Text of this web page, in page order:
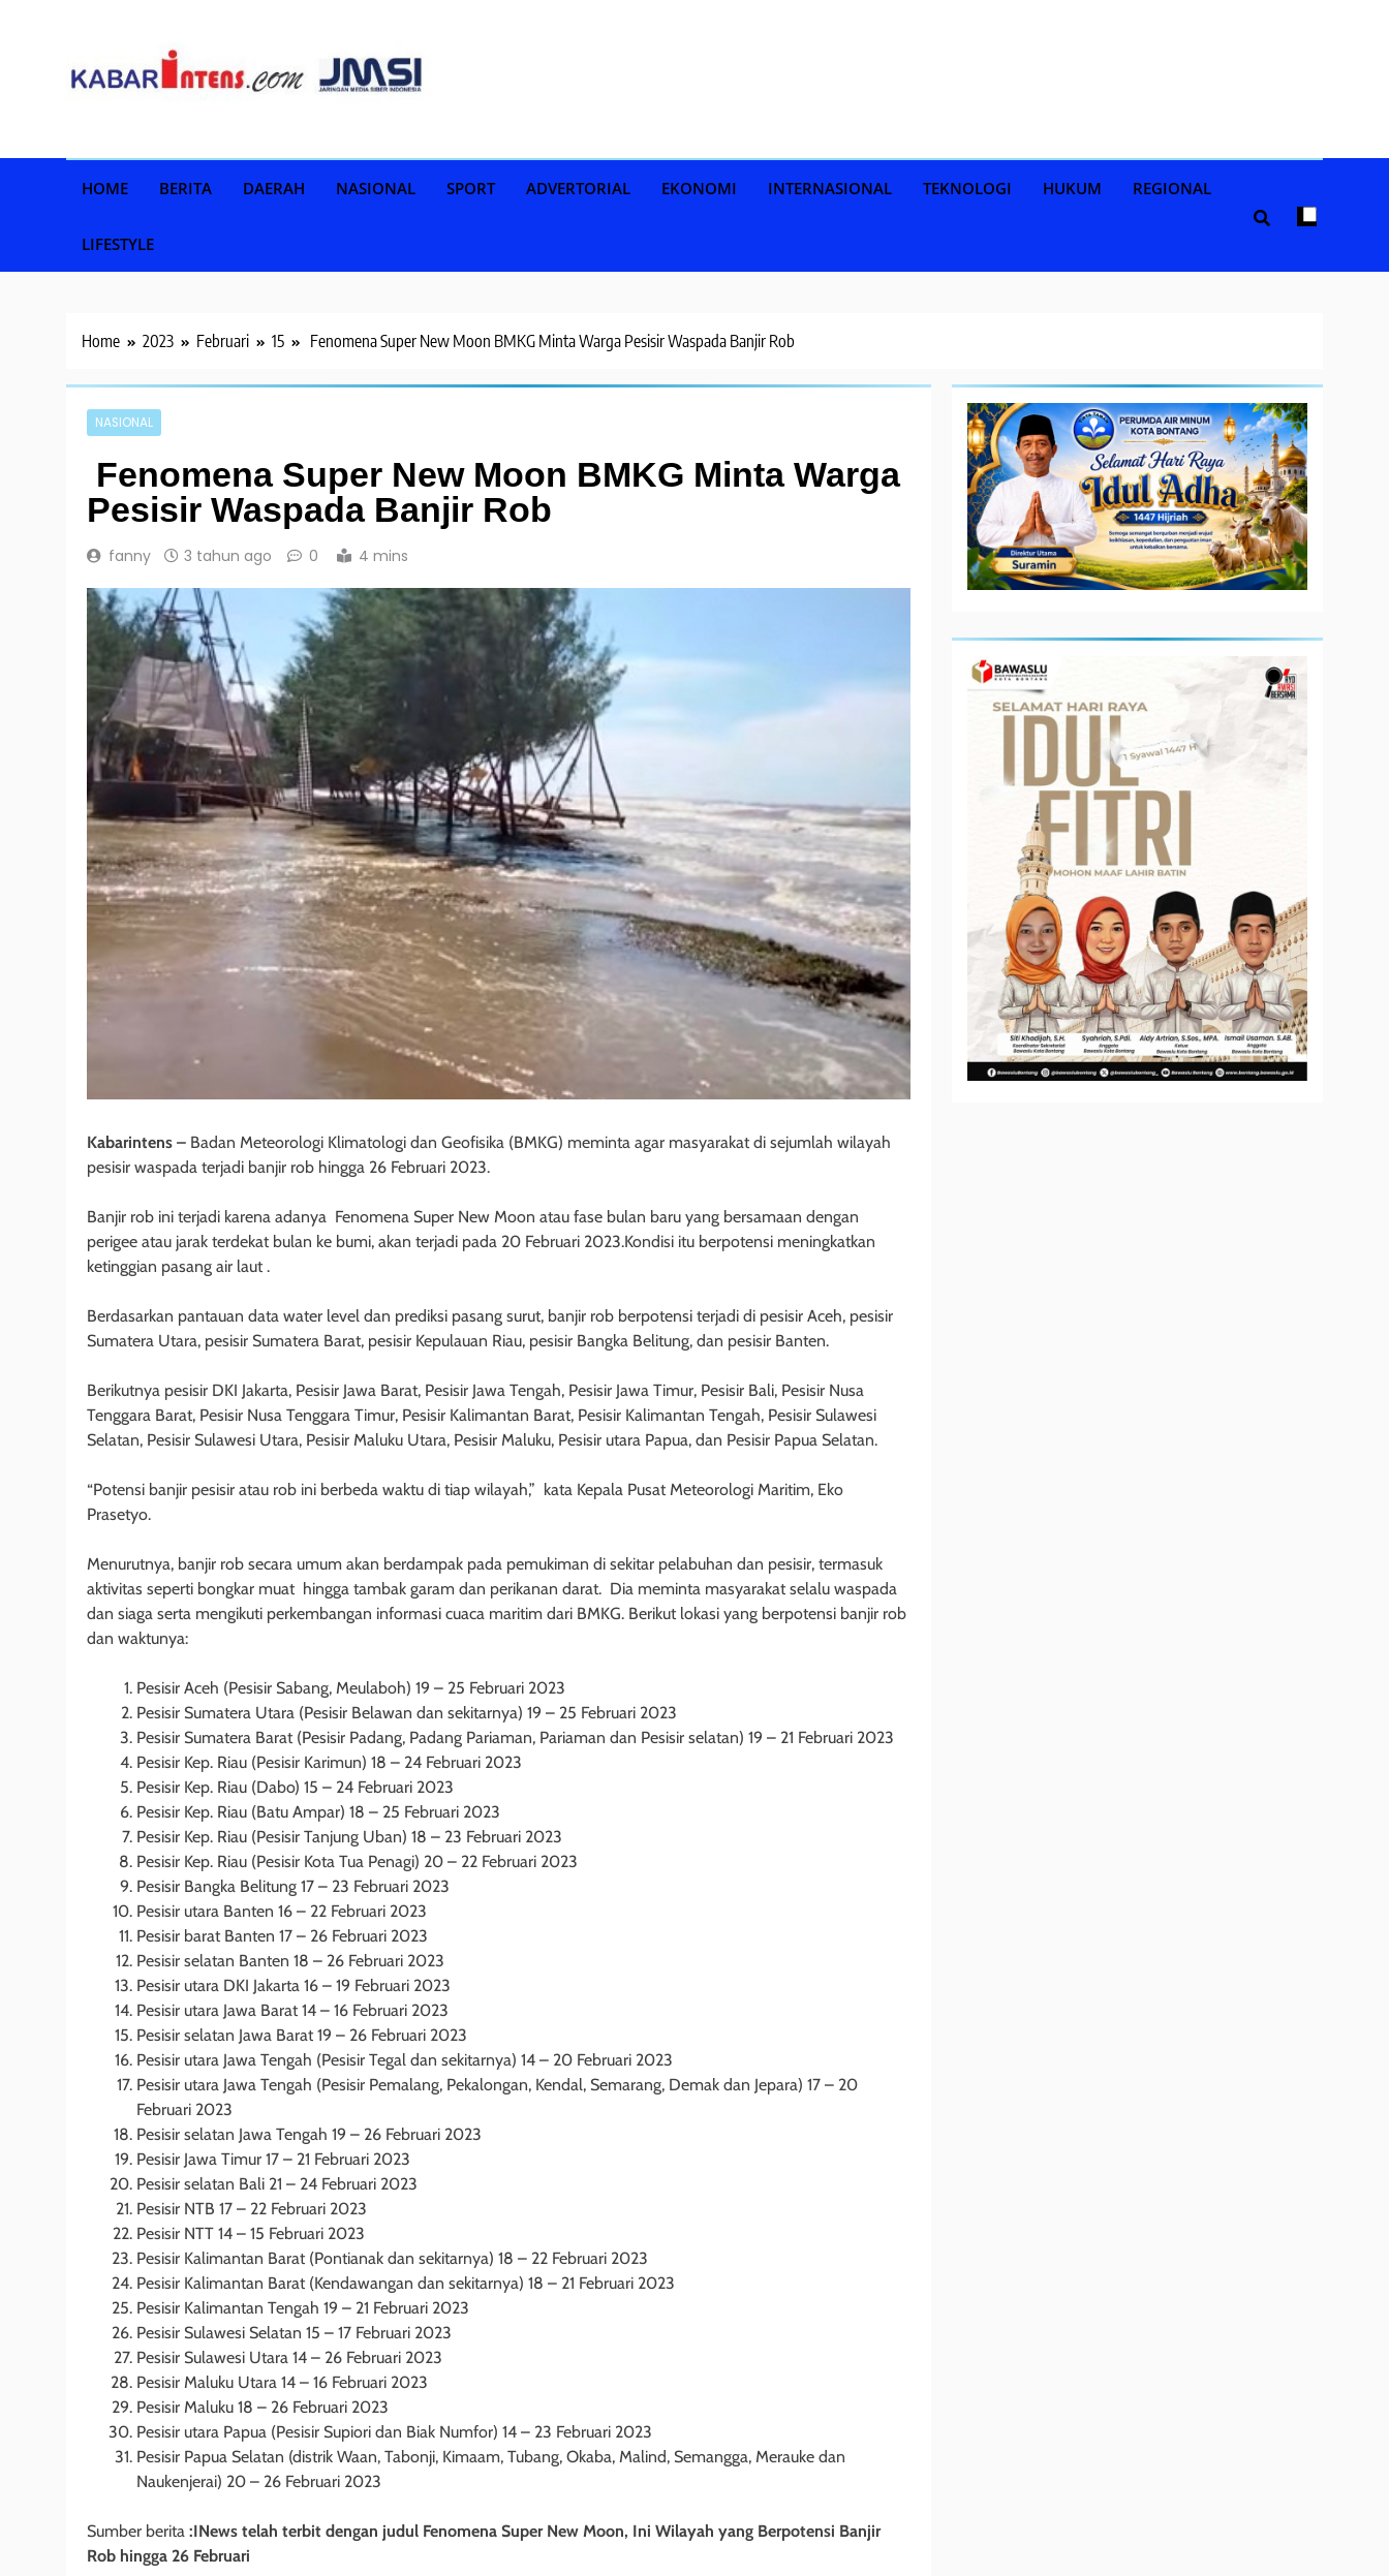
HOME BERITA DAERAH NASIONAL SPORT ADVERTORIAL EKONOMI INTERNASIONAL TEKNOLOGI HUKUM REGIONAL
LIFESTYLE
Home 2023 Februari 15 Fenomena Super New Moon BMKG Minta Warga Pesisir Waspada Banjir Rob
NASIONAL
Fenomena Super New Moon BMKG Minta Warga
Pesisir Waspada Banjir Rob
fanny 3 tahun ago 0 4 mins
Kabarintens – Badan Meteorologi Klimatologi dan Geofisika (BMKG) meminta agar masyarakat di sejumlah wilayah
pesisir waspada terjadi banjir rob hingga 26 Februari 2023.
Banjir rob ini terjadi karena adanya Fenomena Super New Moon atau fase bulan baru yang bersamaan dengan
perigee atau jarak terdekat bulan ke bumi, akan terjadi pada 20 Februari 2023.Kondisi itu berpotensi meningkatkan
ketinggian pasang air laut .
Berdasarkan pantauan data water level dan prediksi pasang surut, banjir rob berpotensi terjadi di pesisir Aceh, pesisir
Sumatera Utara, pesisir Sumatera Barat, pesisir Kepulauan Riau, pesisir Bangka Belitung, dan pesisir Banten.
Berikutnya pesisir DKI Jakarta, Pesisir Jawa Barat, Pesisir Jawa Tengah, Pesisir Jawa Timur, Pesisir Bali, Pesisir Nusa
Tenggara Barat, Pesisir Nusa Tenggara Timur, Pesisir Kalimantan Barat, Pesisir Kalimantan Tengah, Pesisir Sulawesi
Selatan, Pesisir Sulawesi Utara, Pesisir Maluku Utara, Pesisir Maluku, Pesisir utara Papua, dan Pesisir Papua Selatan.
“Potensi banjir pesisir atau rob ini berbeda waktu di tiap wilayah,” kata Kepala Pusat Meteorologi Maritim, Eko
Prasetyo.
Menurutnya, banjir rob secara umum akan berdampak pada pemukiman di sekitar pelabuhan dan pesisir, termasuk
aktivitas seperti bongkar muat hingga tambak garam dan perikanan darat. Dia meminta masyarakat selalu waspada
dan siaga serta mengikuti perkembangan informasi cuaca maritim dari BMKG. Berikut lokasi yang berpotensi banjir rob
dan waktunya:
Pesisir Aceh (Pesisir Sabang, Meulaboh) 19 – 25 Februari 2023
Pesisir Sumatera Utara (Pesisir Belawan dan sekitarnya) 19 – 25 Februari 2023
Pesisir Sumatera Barat (Pesisir Padang, Padang Pariaman, Pariaman dan Pesisir selatan) 19 – 21 Februari 2023
Pesisir Kep. Riau (Pesisir Karimun) 18 – 24 Februari 2023
Pesisir Kep. Riau (Dabo) 15 – 24 Februari 2023
Pesisir Kep. Riau (Batu Ampar) 18 – 25 Februari 2023
Pesisir Kep. Riau (Pesisir Tanjung Uban) 18 – 23 Februari 2023
Pesisir Kep. Riau (Pesisir Kota Tua Penagi) 20 – 22 Februari 2023
Pesisir Bangka Belitung 17 – 23 Februari 2023
Pesisir utara Banten 16 – 22 Februari 2023
Pesisir barat Banten 17 – 26 Februari 2023
Pesisir selatan Banten 18 – 26 Februari 2023
Pesisir utara DKI Jakarta 16 – 19 Februari 2023
Pesisir utara Jawa Barat 14 – 16 Februari 2023
Pesisir selatan Jawa Barat 19 – 26 Februari 2023
Pesisir utara Jawa Tengah (Pesisir Tegal dan sekitarnya) 14 – 20 Februari 2023
Pesisir utara Jawa Tengah (Pesisir Pemalang, Pekalongan, Kendal, Semarang, Demak dan Jepara) 17 – 20
Februari 2023
Pesisir selatan Jawa Tengah 19 – 26 Februari 2023
Pesisir Jawa Timur 17 – 21 Februari 2023
Pesisir selatan Bali 21 – 24 Februari 2023
Pesisir NTB 17 – 22 Februari 2023
Pesisir NTT 14 – 15 Februari 2023
Pesisir Kalimantan Barat (Pontianak dan sekitarnya) 18 – 22 Februari 2023
Pesisir Kalimantan Barat (Kendawangan dan sekitarnya) 18 – 21 Februari 2023
Pesisir Kalimantan Tengah 19 – 21 Februari 2023
Pesisir Sulawesi Selatan 15 – 17 Februari 2023
Pesisir Sulawesi Utara 14 – 26 Februari 2023
Pesisir Maluku Utara 14 – 16 Februari 2023
Pesisir Maluku 18 – 26 Februari 2023
Pesisir utara Papua (Pesisir Supiori dan Biak Numfor) 14 – 23 Februari 2023
Pesisir Papua Selatan (distrik Waan, Tabonji, Kimaam, Tubang, Okaba, Malind, Semangga, Merauke dan
Naukenjerai) 20 – 26 Februari 2023
Sumber berita :INews telah terbit dengan judul Fenomena Super New Moon, Ini Wilayah yang Berpotensi Banjir
Rob hingga 26 Februari